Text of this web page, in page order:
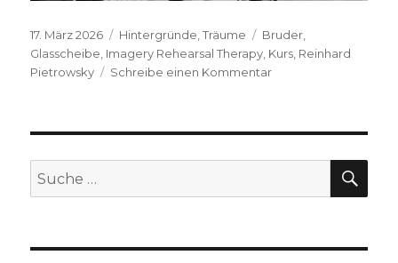
Veröffentlicht
am
17. März 2026 Kategorien
Hintergründe ,Träume Schlagwörter
Bruder
Glasscheibe Imagery Rehearsal Therapy Kurs Reinhard
Pietrowsky
Schreibe einen Kommentarzu
Suche
nach: